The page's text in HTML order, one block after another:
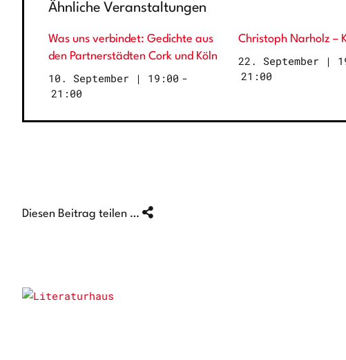
Ähnliche Veranstaltungen
Was uns verbindet: Gedichte aus
den Partnerstädten Cork und Köln
10. September | 19:00 -
21:00
Christoph Narholz –
22. September |
21:00
Diesen Beitrag teilen …